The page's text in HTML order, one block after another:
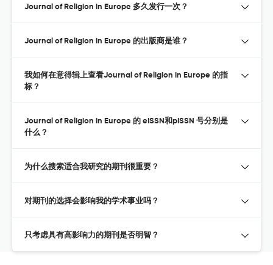
Journal of Religion in Europe 多久发行一次？
Journal of Religion in Europe 的出版商是谁？
我如何在意得辑上查看Journal of Religion in Europe 的指
标？
Journal of Religion in Europe 的 eISSN和pISSN 号分别是
什么？
为什么搜索适合我研究的期刊很重要？
对期刊的选择会影响我的学术事业吗？
只考虑具有高影响力的期刊是否明智？